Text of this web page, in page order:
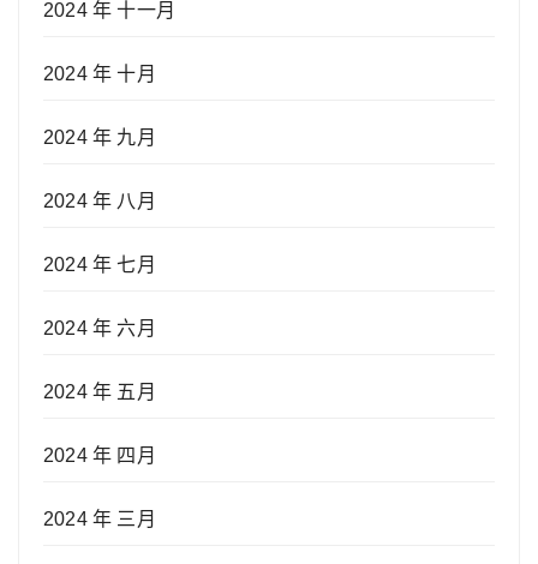
2024 年 十一月
2024 年 十月
2024 年 九月
2024 年 八月
2024 年 七月
2024 年 六月
2024 年 五月
2024 年 四月
2024 年 三月